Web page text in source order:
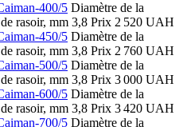
400/5 Diamètre de la
rasoir, mm 3,8 Prix 2 520 UAH
450/5 Diamètre de la
rasoir, mm 3,8 Prix 2 760 UAH
500/5 Diamètre de la
rasoir, mm 3,8 Prix 3 000 UAH
600/5 Diamètre de la
rasoir, mm 3,8 Prix 3 420 UAH
700/5 Diamètre de la